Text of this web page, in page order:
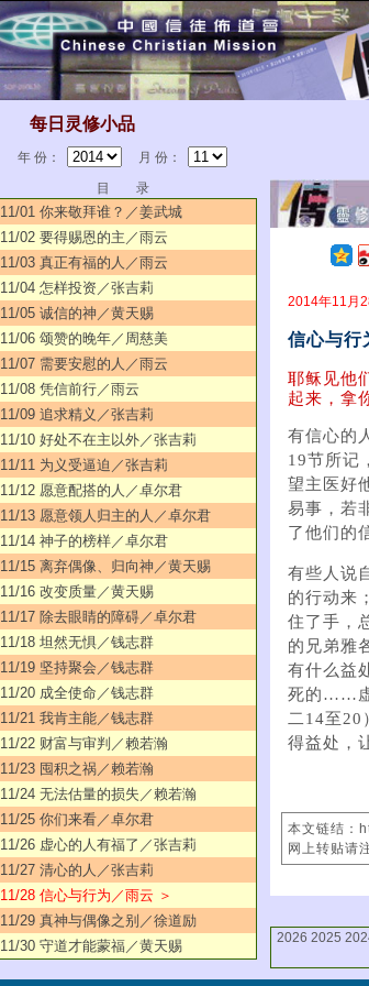
每日灵修小品
年 份：
月 份：
目 录
11/01 你来敬拜谁？／姜武城
11/02 要得赐恩的主／雨云
11/03 真正有福的人／雨云
11/04 怎样投资／张吉莉
11/05 诚信的神／黄天赐
11/06 颂赞的晚年／周慈美
11/07 需要安慰的人／雨云
11/08 凭信前行／雨云
11/09 追求精义／张吉莉
11/10 好处不在主以外／张吉莉
11/11 为义受逼迫／张吉莉
11/12 愿意配搭的人／卓尔君
11/13 愿意领人归主的人／卓尔君
11/14 神子的榜样／卓尔君
11/15 离弃偶像、归向神／黄天赐
11/16 改变质量／黄天赐
11/17 除去眼睛的障碍／卓尔君
11/18 坦然无惧／钱志群
11/19 坚持聚会／钱志群
11/20 成全使命／钱志群
11/21 我肯主能／钱志群
11/22 财富与审判／赖若瀚
11/23 囤积之祸／赖若瀚
11/24 无法估量的损失／赖若瀚
11/25 你们来看／卓尔君
11/26 虚心的人有福了／张吉莉
11/27 清心的人／张吉莉
11/28 信心与行为／雨云 ＞
11/29 真神与偶像之别／徐道励
11/30 守道才能蒙福／黄天赐
2014年11月
信心与行
耶稣见他
起来，拿
有信心的
19节所记
望主医好
易事，若
了他们的
有些人说
的行动来
住了手，
的兄弟雅
有什么益
死的……虚
二14至20
得益处，
本文链结
网上转贴请
2026 2025